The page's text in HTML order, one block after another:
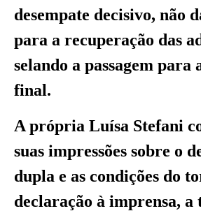
desempate decisivo, não
para a recuperação das
selando a passagem para
final.
A própria Luísa Stefani
suas impressões sobre o
dupla e as condições do
declaração à imprensa, a